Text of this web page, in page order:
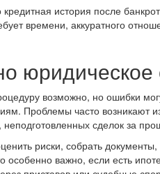
история после
времени, аккуратного
возможно, но ошибки
Проблемы часто возникают
сделок за
риски, собрать
особенно важно, если есть